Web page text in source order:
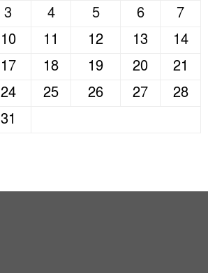
3 4 5 6
7
10 11 12 13
14
17 18 19 20
21
24 25 26 27
28
31